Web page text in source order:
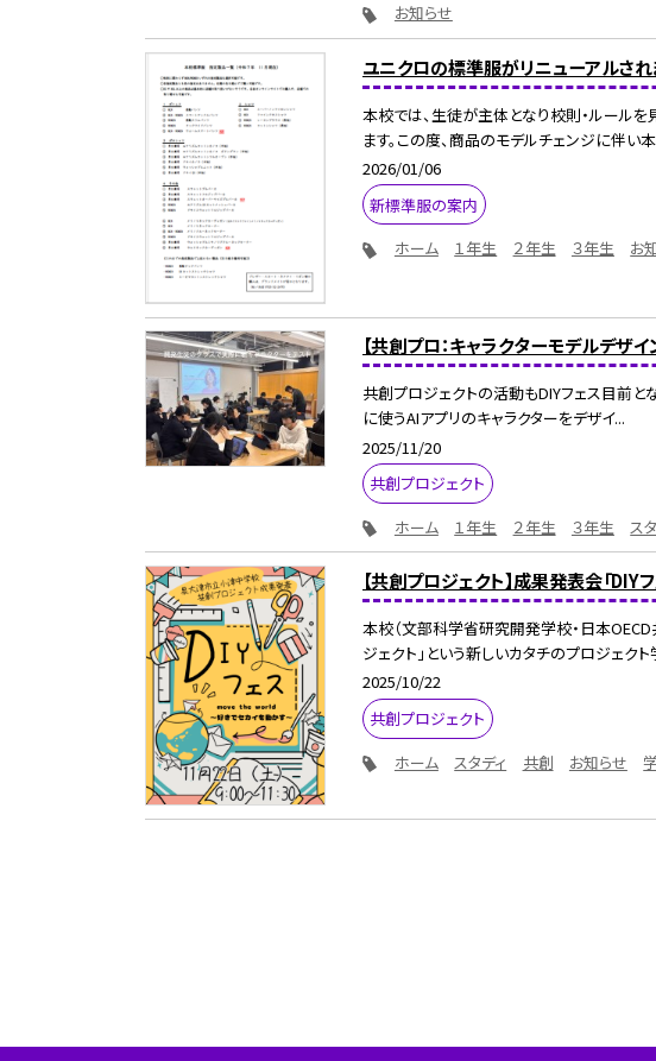
お知らせ
ユニクロの標準服がリニューアルされ
本校では、生徒が主体となり校則・ルール
ます。この度、商品のモデルチェンジに伴い
2026/01/06
新標準服の案内
ホーム
１年生 ２年生 ３年生 お
【共創プロ：キャラクターモデルデ
共創プロジェクトの活動もDIYフェス目前と
に使うAIアプリのキャラクターをデザイ...
2025/11/20
共創プロジェクト
ホーム
１年生 ２年生 ３年生 ス
【共創プロジェクト】成果発表会「DIY
本校（文部科学省研究開発学校・日本OECD
ジェクト」という新しいカタチのプロジェクト
2025/10/22
共創プロジェクト
ホーム
スタディ 共創 お知らせ